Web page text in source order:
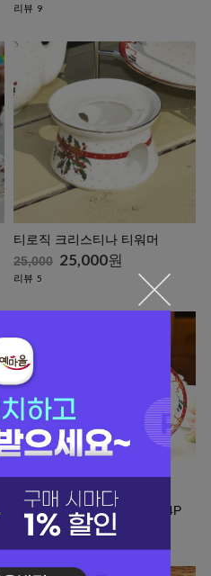
리뷰 9
티로직 크리스티나 티워머
25,000 25,000원
리뷰 5
티로직 크리스티나 접시 소 4P
80,000 80,000원